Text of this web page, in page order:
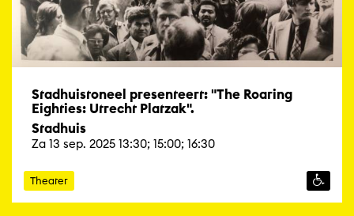
Stadhuistoneel presenteert: "The Roaring
Eighties: Utrecht Platzak".
Stadhuis
Za 13 sep. 2025 13:30; 15:00; 16:30
Theater